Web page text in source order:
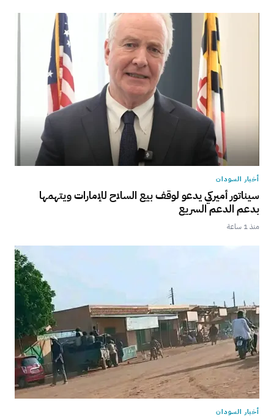
أخبار السودان
سيناتور أميركي يدعو لوقف بيع السلاح للإمارات ويتهمها
بدعم الدعم السريع
منذ 1 ساعة
أخبار السودان